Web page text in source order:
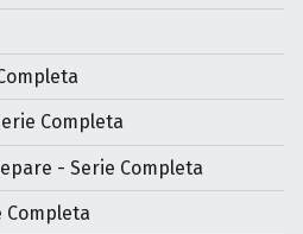
Completa
- Serie Completa
Completa